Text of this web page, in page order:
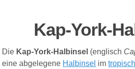
Kap-York-
Die Kap-York-Halbinsel (englisch
eine abgelegene Halbinsel im